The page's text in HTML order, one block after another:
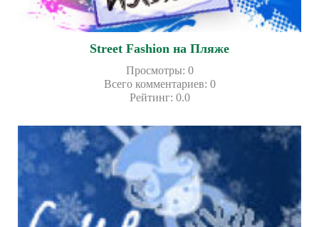
Street Fashion на Пляже
Просмотры: 0
Всего комментариев: 0
Рейтинг: 0.0